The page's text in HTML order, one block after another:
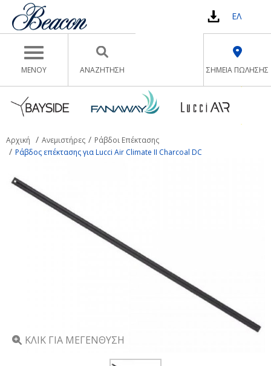
Toggle navigation
ΜΕΝΟΥ
ΕΛ
ΣΗΜΕΙΑ ΠΩΛΗΣΗΣ
ΑΝΑΖΉΤΗΣΗ
Αρχική Ανεμιστήρες
Ράβδοι Επέκτασης
Ράβδος επέκτασης για Lucci Air Climate II Charcoal DC
ΚΛΙΚ ΓΙΑ ΜΕΓΕΝΘΥΣΗ